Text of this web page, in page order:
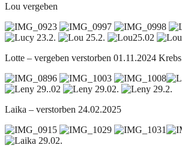
Lou vergeben
Lotte – vergeben verstorben 01.11.2024 Krebs
Laika – verstorben 24.02.2025